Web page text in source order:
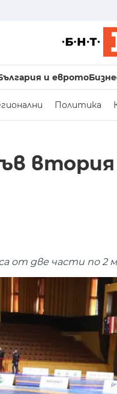
и еврото
Политика
втория
от две части по 2